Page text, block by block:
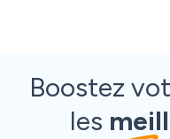
Boostez
les